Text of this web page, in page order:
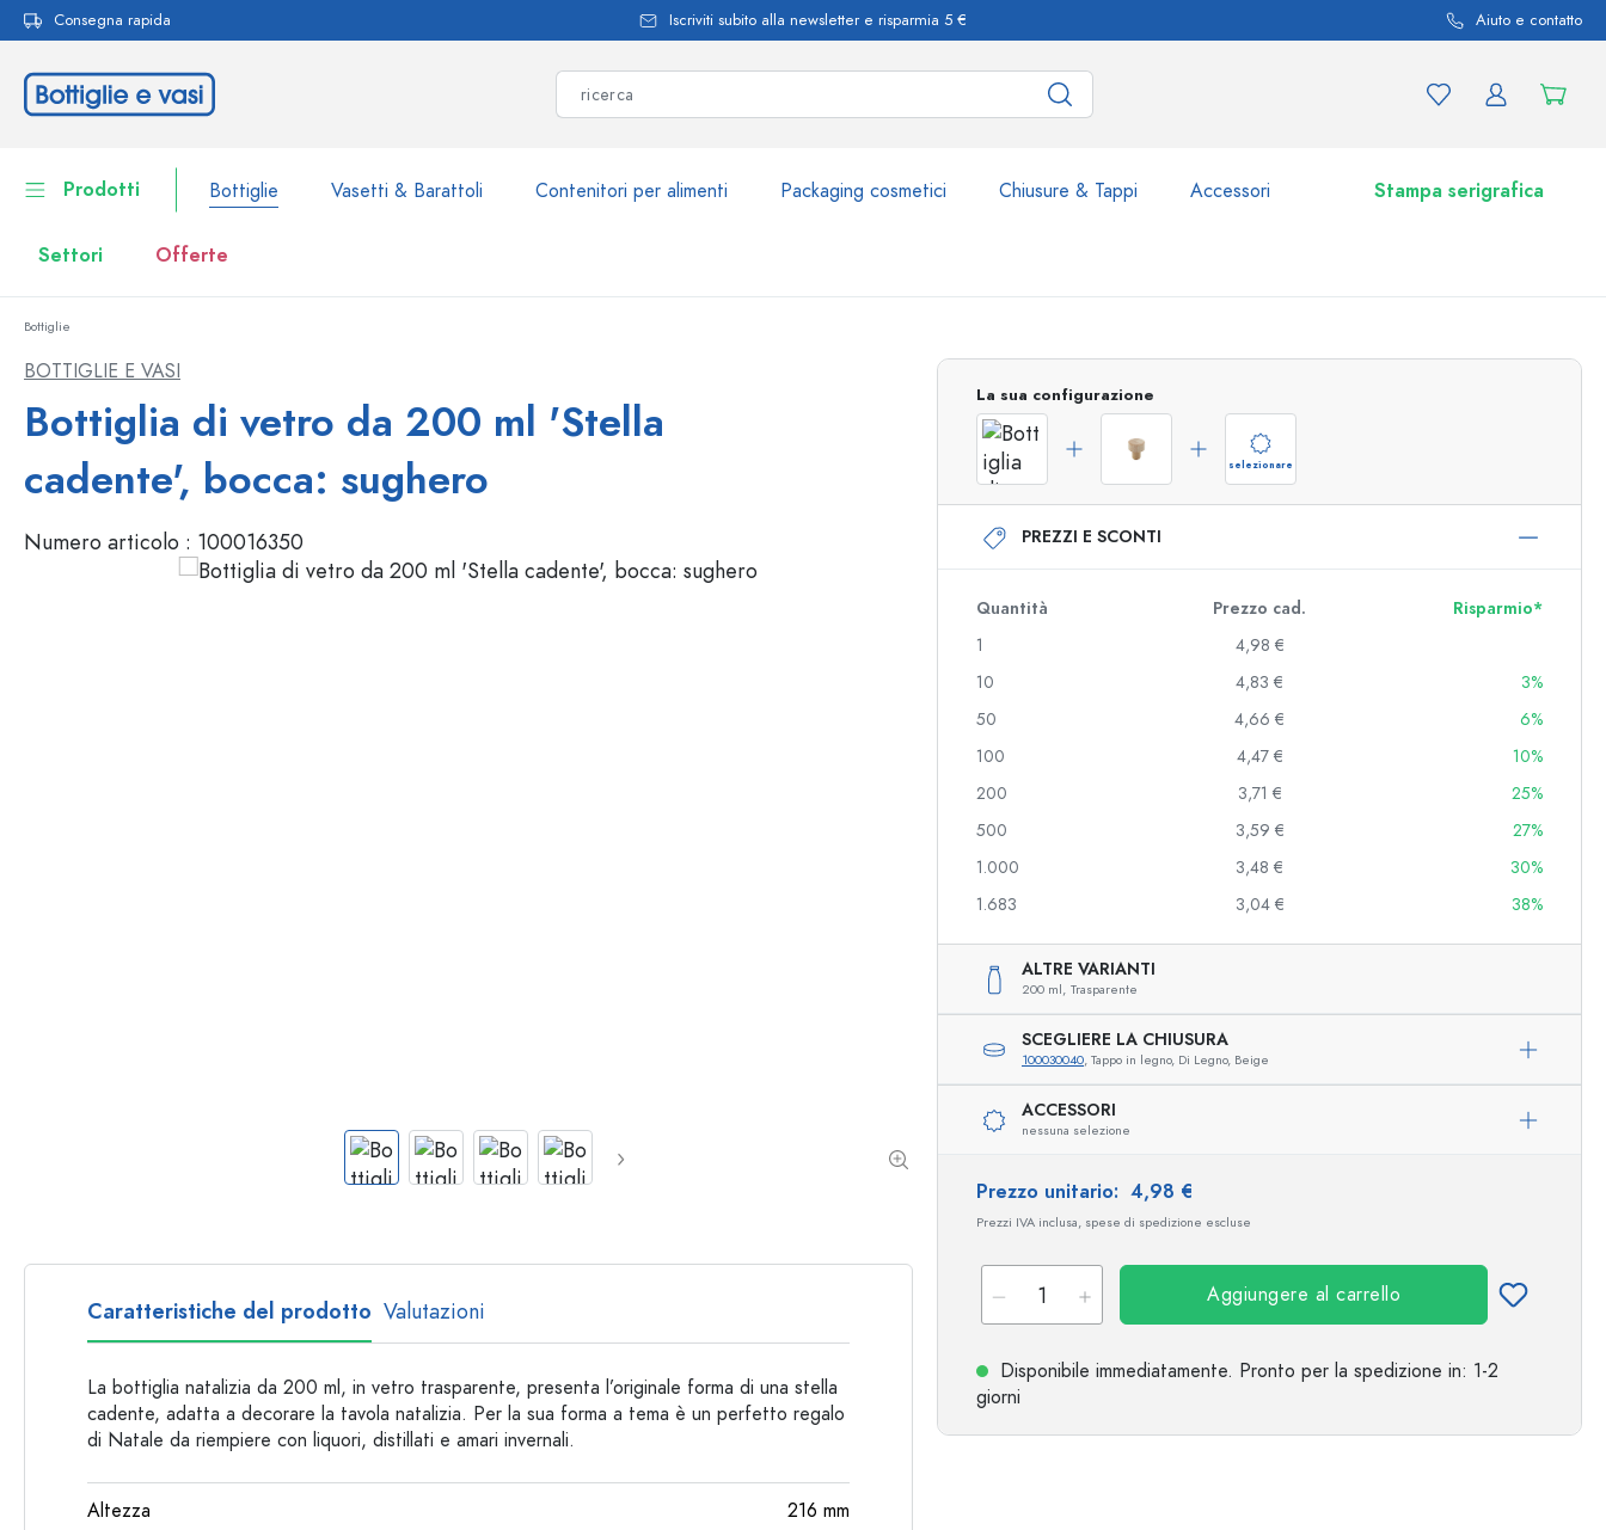
Passa alla navigazione principale
Consegna rapida Iscriviti subito alla newsletter e risparmia 5 € Aiuto e contatto
Prodotti Bottiglie Vasetti & Barattoli Contenitori per alimenti Packaging cosmetici Chiusure & Tappi Accessori Stampa serigrafica
Settori Offerte
Packaging cosmetici
Bottiglie per marca
Bottiglie di vetro 100 ml
Bottiglie di vetro 500 ml
Bottiglie di vetro 750 ml
Bottiglie di vetro 1000 ml
Flaconi airless
Bottiglie per gin
Bottiglie natalizie
Bottiglie per bomboniere
Bottiglie decorative
Bottiglie con manico
Bottiglie a collo lungo
Bottiglie cilindriche
Bottiglie per materiale
Bottiglie di vetro
Vasetti e Barattoli
Scoprite ora
Acquistate ora
Bottiglie
BOTTIGLIE E VASI
Bottiglia di vetro da 200 ml 'Stella
cadente', bocca: sughero
Numero articolo : 100016350
La sua configurazione
selezionare
PREZZI E SCONTI
Quantità Prezzo cad.
Risparmio*
1
4,98 €
10
4,83 €
3%
50
4,66 €
6%
100
4,47 €
10%
200
3,71 €
25%
500
3,59 €
27%
1.000
3,48 €
30%
1.683
3,04 € 38%
ALTRE VARIANTI
200 ml, Trasparente
SCEGLIERE LA CHIUSURA
100030040, Tappo in legno, Di Legno, Beige
ACCESSORI
nessuna selezione
Prezzo unitario: 4,98 €
Prezzi IVA inclusa, spese di spedizione escluse
Aggiungere al carrello
Disponibile immediatamente. Pronto per la spedizione in: 1-2
giorni
Caratteristiche del prodotto Valutazioni
La bottiglia natalizia da 200 ml, in vetro trasparente, presenta l’originale forma di una stella
cadente, adatta a decorare la tavola natalizia. Per la sua forma a tema è un perfetto regalo
di Natale da riempiere con liquori, distillati e amari invernali.
Altezza 216 mm